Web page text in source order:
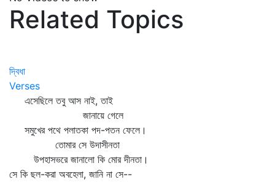
Related Topics
দ্বিধা
Verses
এসেছিলে তবু আস নাই, তাই
জানায়ে গেলে
সমুখের পথে পলাতকা পদ-পতন ফেলে।
তোমার সে উদাসীনতা
উপহাসভরে জানালো কি মোর দীনতা।
সে কি ছল-করা অবহেলা, জানি না সে--